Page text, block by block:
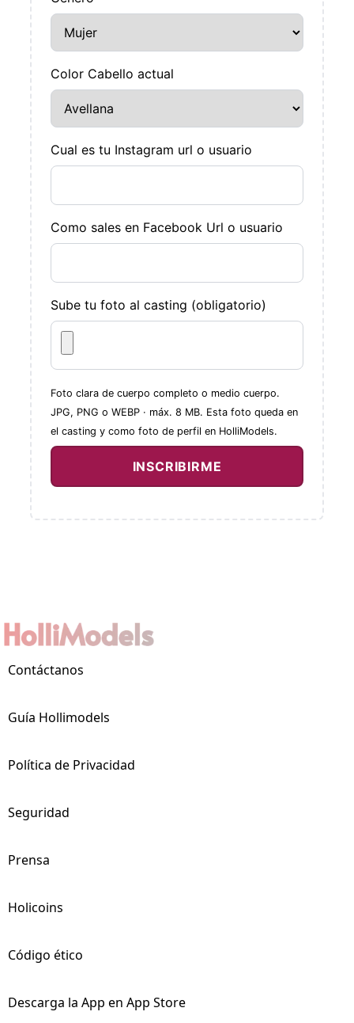
Color Cabello actual
Cual es tu Instagram url o usuario
Como sales en Facebook Url o usuario
Sube tu foto al casting (obligatorio)
Foto clara de cuerpo completo o medio cuerpo.
JPG, PNG o WEBP · máx. 8 MB. Esta foto queda en
el casting y como foto de perfil en HolliModels.
Contáctanos
Guía Hollimodels
Política de Privacidad
Seguridad
Prensa
Holicoins
Código ético
Descarga la App en App Store